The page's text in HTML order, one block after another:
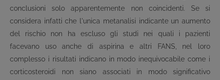
conclusioni solo apparentemente non coincidenti. Se si
considera infatti che l'unica metanalisi indicante un aumento
del rischio non ha escluso gli studi nei quali i pazienti
facevano uso anche di aspirina e altri FANS, nel loro
complesso i risultati indicano in modo inequivocabile come i
corticosteroidi non siano associati in modo significativo